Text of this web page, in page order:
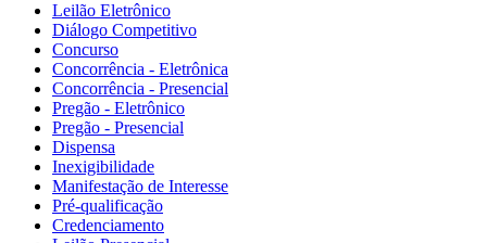
Leilão Eletrônico
Diálogo Competitivo
Concurso
Concorrência - Eletrônica
Concorrência - Presencial
Pregão - Eletrônico
Pregão - Presencial
Dispensa
Inexigibilidade
Manifestação de Interesse
Pré-qualificação
Credenciamento